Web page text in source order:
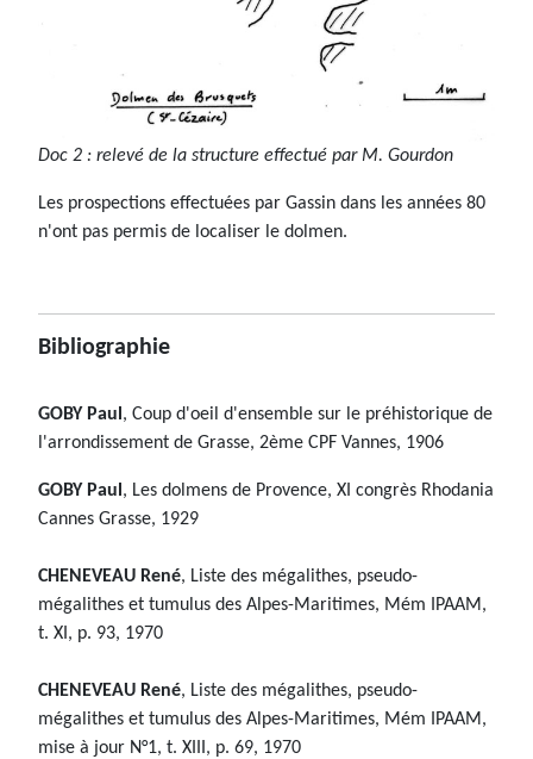
Doc 2 : relevé de la structure effectué par M. Gourdon
Les prospections effectuées par Gassin dans les années 80
n'ont pas permis de localiser le dolmen.
Bibliographie
GOBY Paul , Coup d'oeil d'ensemble sur le préhistorique de
l'arrondissement de Grasse, 2ème CPF Vannes, 1906
GOBY Paul , Les dolmens de Provence, XI congrès Rhodania
Cannes Grasse, 1929
CHENEVEAU René, Liste des mégalithes, pseudo-
mégalithes et tumulus des Alpes-Maritimes, Mém IPAAM,
t. XI, p. 93, 1970
CHENEVEAU René, Liste des mégalithes, pseudo-
mégalithes et tumulus des Alpes-Maritimes, Mém IPAAM,
mise à jour N°1, t. XIII, p. 69, 1970